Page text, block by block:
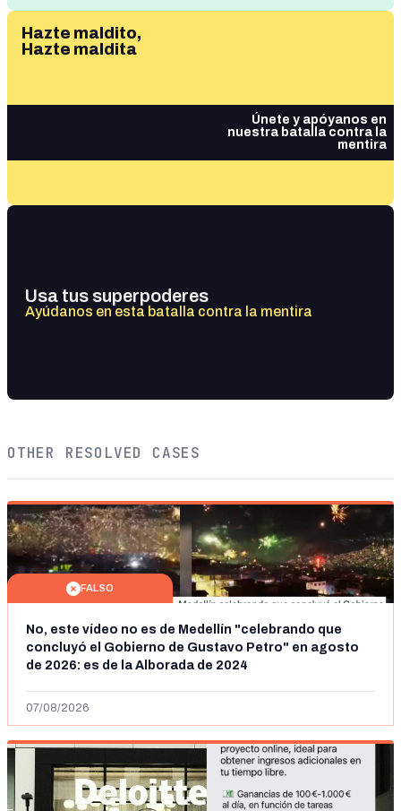
Hazte maldito,
Hazte maldita
Únete y apóyanos en
nuestra batalla contra la
mentira
Usa tus superpoderes
Ayúdanos en esta batalla contra la mentira
OTHER RESOLVED CASES
FALSO
No, este vídeo no es de Medellín "celebrando que
concluyó el Gobierno de Gustavo Petro" en agosto
de 2026: es de la Alborada de 2024
07/08/2026